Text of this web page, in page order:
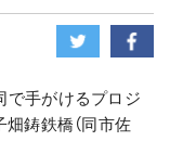
で手がけるプロジ
畑鋳鉄橋（同市佐